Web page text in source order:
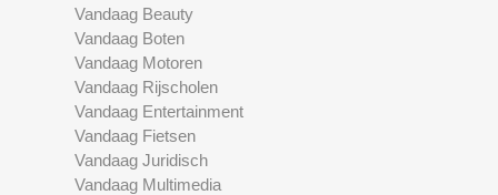
Vandaag Beauty
Vandaag Boten
Vandaag Motoren
Vandaag Rijscholen
Vandaag Entertainment
Vandaag Fietsen
Vandaag Juridisch
Vandaag Multimedia